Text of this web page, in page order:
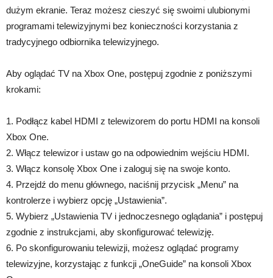
dużym ekranie. Teraz możesz cieszyć się swoimi ulubionymi
programami telewizyjnymi bez konieczności korzystania z
tradycyjnego odbiornika telewizyjnego.
Aby oglądać TV na Xbox One, postępuj zgodnie z poniższymi
krokami:
1. Podłącz kabel HDMI z telewizorem do portu HDMI na konsoli
Xbox One.
2. Włącz telewizor i ustaw go na odpowiednim wejściu HDMI.
3. Włącz konsolę Xbox One i zaloguj się na swoje konto.
4. Przejdź do menu głównego, naciśnij przycisk „Menu” na
kontrolerze i wybierz opcję „Ustawienia”.
5. Wybierz „Ustawienia TV i jednoczesnego oglądania” i postępuj
zgodnie z instrukcjami, aby skonfigurować telewizję.
6. Po skonfigurowaniu telewizji, możesz oglądać programy
telewizyjne, korzystając z funkcji „OneGuide” na konsoli Xbox